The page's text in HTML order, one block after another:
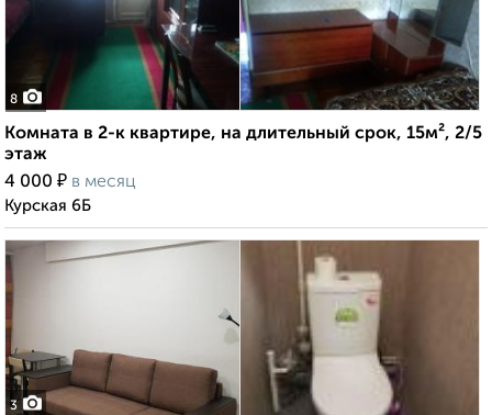
8
Комната в 2-к квартире, на длительный срок, 15м², 2/5
этаж
4 000 ₽ в месяц
Курская 6Б
3